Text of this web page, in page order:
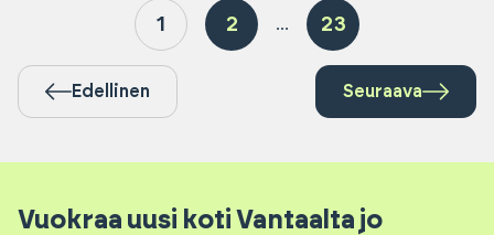
Edellinen
1 2 ... 23
Seuraava
Vuokraa uusi koti Vantaalta jo